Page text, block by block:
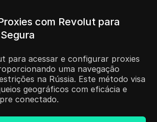
com Revolut para
para acessar e configurar proxies
uma navegação
na Rússia. Este método visa
geográficos com eficácia e
conectado.